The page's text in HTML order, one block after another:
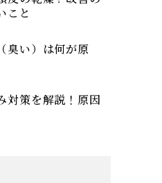
こと
臭い）は何が原
対策を解説！原因